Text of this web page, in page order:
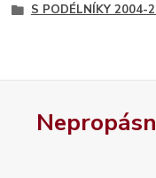
S PODÉLNÍKY 2004-